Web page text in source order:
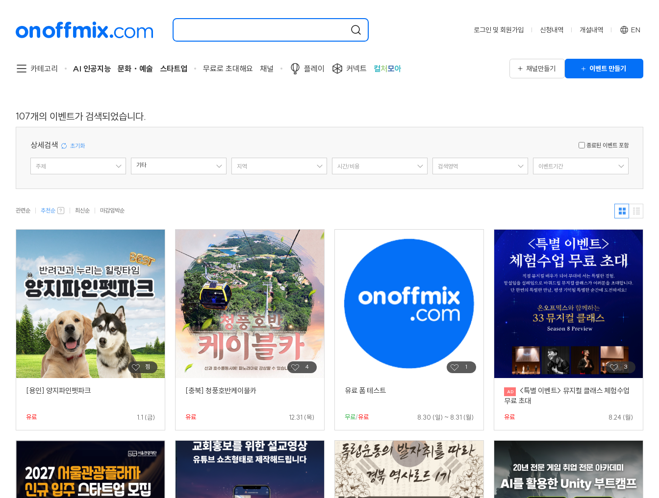
검
할
트
를
요.
로그인 및 회원가입 신청내역 개설내역 EN
카테고리 AI 인공지능 문화・예술 스타트업 무료로 초대해요 채널 플레이 커넥트 컬처 모아 채널만들기 이벤트 만들기
107개의 이벤트가 검색되었습니다.
상세검색 종료된 이벤트 포함
주제 유형
기타 지역 시간/비용 검색영역 이벤트기간
관련순 추천순 최신순 마감임박순
[용인] 양지파인펫파크
유료 1.1 (금)
[충북] 청풍호반케이블카
유료 12.31 (목)
유료 폼 테스트
무료/유료 8.30 (일) ~ 8.31 (월)
<특별 이벤트> 뮤지컬 클래스 체험수업
무료 초대
유료 8.24 (월)